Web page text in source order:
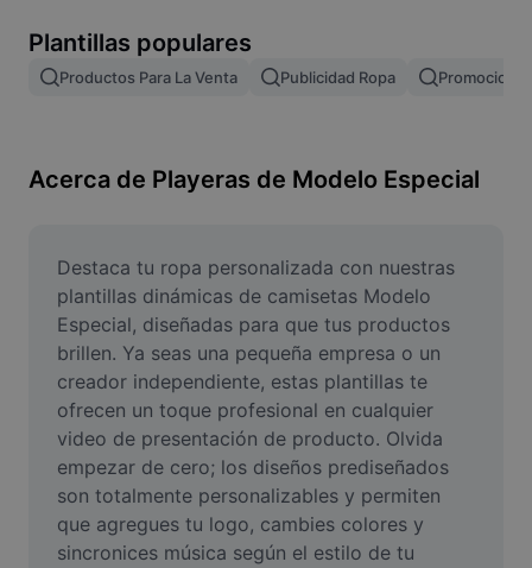
Image merge
Resize Image
Meme Generator
AI Text Remover
AI People Remover
AI Inpainting
Face Cutout
Video
Plantillas populares
Productos Para La Venta Publicidad Ropa
Acerca de Playeras de Modelo Especial
Destaca tu ropa personalizada con nuestras
plantillas dinámicas de camisetas Modelo
Especial, diseñadas para que tus productos
brillen. Ya seas una pequeña empresa o un
creador independiente, estas plantillas te
ofrecen un toque profesional en cualquier
video de presentación de producto. Olvida
empezar de cero; los diseños prediseñados
son totalmente personalizables y permiten
que agregues tu logo, cambies colores y
sincronices música según el estilo de tu